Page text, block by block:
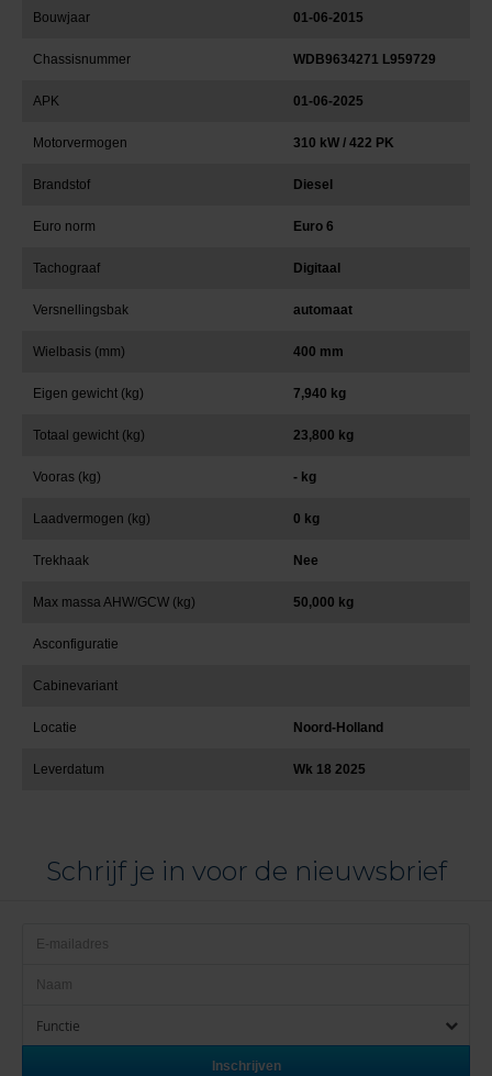
Bouwjaar 01-06-2015
Chassisnummer WDB9634271 L959729
APK 01-06-2025
Motorvermogen 310 kW / 422 PK
Brandstof Diesel
Euro norm Euro 6
Tachograaf Digitaal
Versnellingsbak automaat
Wielbasis (mm) 400 mm
Eigen gewicht (kg) 7,940 kg
Totaal gewicht (kg) 23,800 kg
Vooras (kg) - kg
Laadvermogen (kg) 0 kg
Trekhaak Nee
Max massa AHW/GCW (kg) 50,000 kg
Asconfiguratie
Cabinevariant
Locatie Noord-Holland
Leverdatum Wk 18 2025
Schrijf je in voor de nieuwsbrief
Functie
Inschrijven